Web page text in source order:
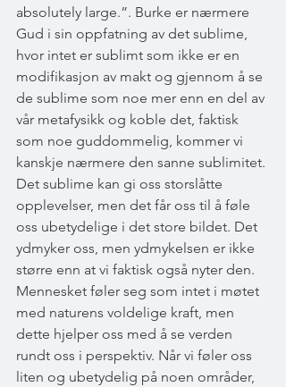
absolutely large.”. Burke er nærmere
Gud i sin oppfatning av det sublime,
hvor intet er sublimt som ikke er en
modifikasjon av makt og gjennom å se
de sublime som noe mer enn en del av
vår metafysikk og koble det, faktisk
som noe guddommelig, kommer vi
kanskje nærmere den sanne sublimitet.
Det sublime kan gi oss storslåtte
opplevelser, men det får oss til å føle
oss ubetydelige i det store bildet. Det
ydmyker oss, men ydmykelsen er ikke
større enn at vi faktisk også nyter den.
Mennesket føler seg som intet i møtet
med naturens voldelige kraft, men
dette hjelper oss med å se verden
rundt oss i perspektiv. Når vi føler oss
liten og ubetydelig på noen områder,